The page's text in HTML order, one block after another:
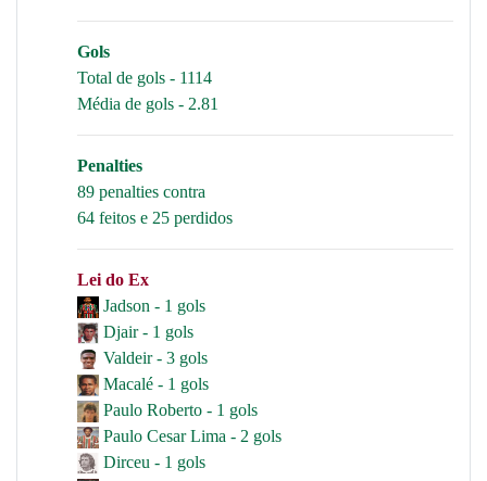
Gols
Total de gols - 1114
Média de gols - 2.81
Penalties
89 penalties contra
64 feitos e 25 perdidos
Lei do Ex
Jadson - 1 gols
Djair - 1 gols
Valdeir - 3 gols
Macalé - 1 gols
Paulo Roberto - 1 gols
Paulo Cesar Lima - 2 gols
Dirceu - 1 gols